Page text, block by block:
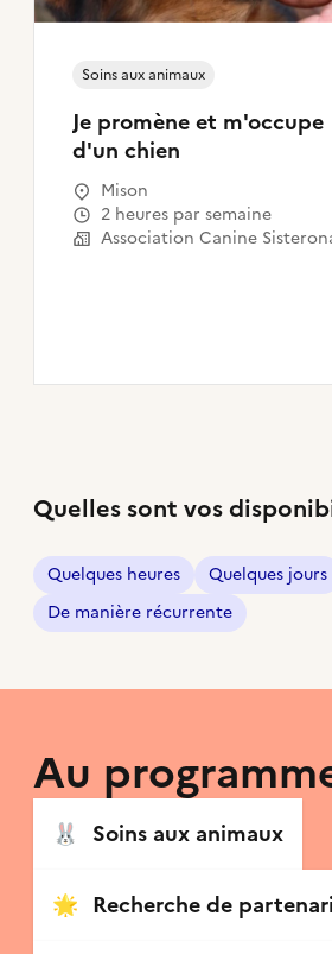
Je promène et m'occupe
d'un chien
Soins aux animaux
Mison
2 heures par semaine
Association Canine
Quelles sont vos
Quelques heures
Quelques jours
De manière récurrente
Au
🐰 Soins aux animaux
🌟 Recherche de